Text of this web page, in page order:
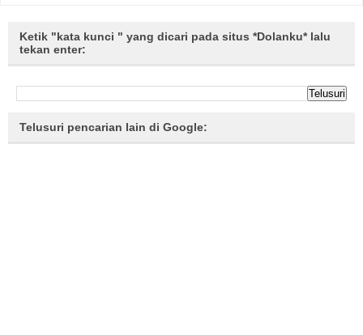
Ketik "kata kunci " yang dicari pada situs *Dolanku* lalu
tekan enter:
Telusuri pencarian lain di Google: